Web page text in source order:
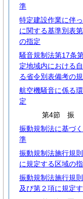
準
特定建設作業に伴
に関する基準別表
の指定
騒音規制法第17条
定地域内における
る省令別表備考の
航空機騒音に係る
定
第4節 振
振動規制法に基づ
準
振動規制法施行規
に規定する区域の
振動規制法施行規
及び第２項に規定